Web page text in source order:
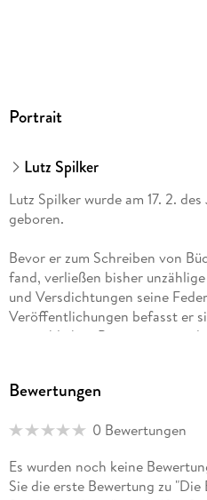
Portrait
Lutz Spilker
Lutz Spilker wurde am 17. 2.
geboren.
Bevor er zum Schreiben von
fand, verließen bisher
und Versdichtungen seine
Veröffentlichungen befasst er
menschlichen Bewusstsein und
begrenzt werden, sondern jene,
des Machbaren, die Dinge,
der Flüchtigkeit des Geistes
Erkenntnis besitzt ihre
Bewertungen
0 Bewertungen
Es wurden noch keine
Sie die erste Bewertung zu "Die